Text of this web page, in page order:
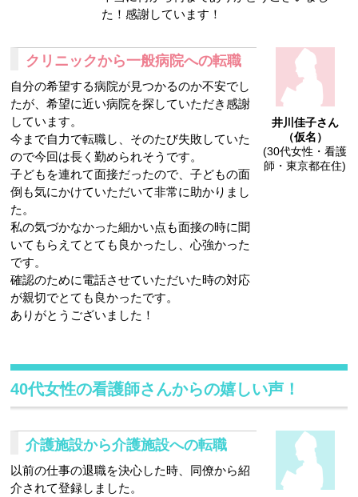
た！感謝しています！
井川佳子さん
（仮名）
(30代女性・看護
師・東京都在住)
クリニックから一般病院への転職
自分の希望する病院が見つかるのか不安でし
たが、希望に近い病院を探していただき感謝
しています。
今まで自力で転職し、そのたび失敗していた
ので今回は長く勤められそうです。
子どもを連れて面接だったので、子どもの面
倒も気にかけていただいて非常に助かりまし
た。
私の気づかなかった細かい点も面接の時に聞
いてもらえてとても良かったし、心強かった
です。
確認のために電話させていただいた時の対応
が親切でとても良かったです。
ありがとうございました！
40代女性の看護師さんからの嬉しい声！
介護施設から介護施設への転職
以前の仕事の退職を決心した時、同僚から紹
介されて登録しました。